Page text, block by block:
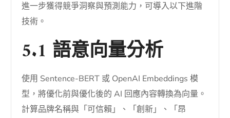
進一步獲得競爭洞察與預測能力，可導入以下進階
技術。
5.1 語意向量分析
使用 Sentence-BERT 或 OpenAI Embeddings 模
型，將優化前與優化後的 AI 回應內容轉換為向量。
計算品牌名稱與「可信賴」、「創新」、「昂